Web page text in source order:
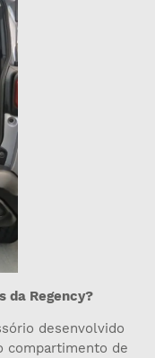
da Regency?
desenvolvido
compartimento de